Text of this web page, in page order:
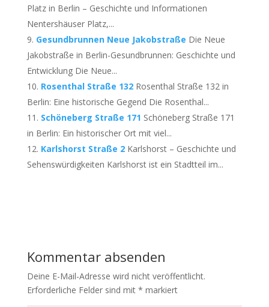
Platz in Berlin – Geschichte und Informationen
Nentershäuser Platz,...
Gesundbrunnen Neue Jakobstraße Die Neue
Jakobstraße in Berlin-Gesundbrunnen: Geschichte und
Entwicklung Die Neue...
Rosenthal Straße 132 Rosenthal Straße 132 in
Berlin: Eine historische Gegend Die Rosenthal...
Schöneberg Straße 171 Schöneberg Straße 171
in Berlin: Ein historischer Ort mit viel...
Karlshorst Straße 2 Karlshorst – Geschichte und
Sehenswürdigkeiten Karlshorst ist ein Stadtteil im...
Kommentar absenden
Deine E-Mail-Adresse wird nicht veröffentlicht.
Erforderliche Felder sind mit * markiert